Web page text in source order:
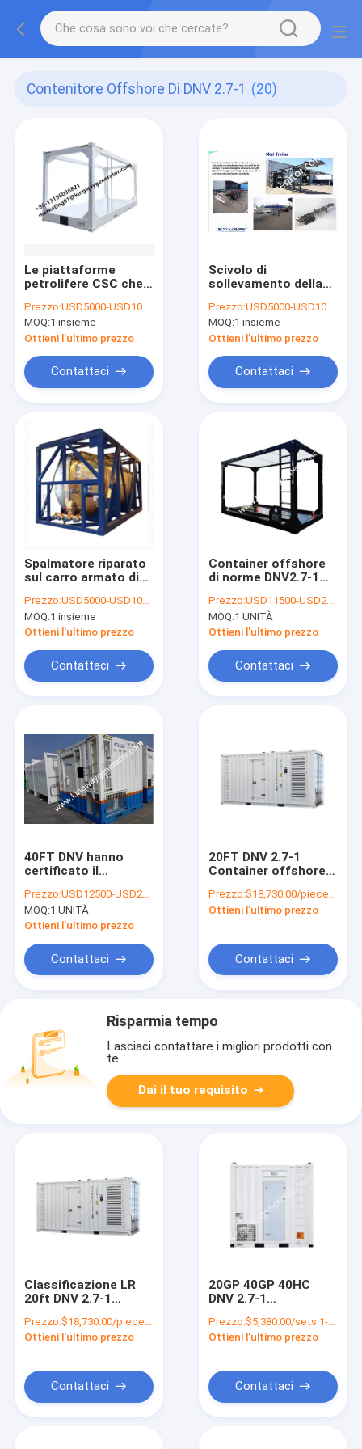
Contenitore Offshore Di DNV 2.7-1 (20)
Le piattaforme
petrolifere CSC che
contenitori offshore
di DNV 2.7-1
incorniciano lo
scivolo di
sollevamento
Prezzo:USD5000-USD10000/set
MOQ:1 insieme
Ottieni l'ultimo prezzo
Contattaci
Scivolo di
sollevamento della
container delle
piattaforme di
petrolio marino CSC
DNV
Prezzo:USD5000-USD10000/set
MOQ:1 insieme
Ottieni l'ultimo prezzo
Contattaci
Spalmatore riparato
sul carro armato di
sollevamento della
pagina del
contenitore offshore
Prezzo:USD5000-USD10000/set
MOQ:1 insieme
Ottieni l'ultimo prezzo
Contattaci
Container offshore
di norme DNV2.7-1
offshore
Prezzo:USD11500-USD23800
MOQ:1 UNITÀ
Ottieni l'ultimo prezzo
Contattaci
40FT DNV hanno
certificato il
trasporto del
registro di LIoyd
certificato
Prezzo:USD12500-USD25600
MOQ:1 UNITÀ
Ottieni l'ultimo prezzo
Contattaci
20FT DNV 2.7-1
Container offshore
di stoccaggio a
secco con
Prezzo:$18,730.00/pieces >=1 pieces
Ottieni l'ultimo prezzo
Contattaci
Risparmia tempo
Lasciaci contattare i migliori prodotti con
te.
Dai il tuo requisito
Classificazione LR
20ft DNV 2.7-1
pescherecci di mare
con norme DNV 2.7-1
Prezzo:$18,730.00/pieces >=1 pieces
Ottieni l'ultimo prezzo
Contattaci
20GP 40GP 40HC
DNV 2.7-1
certificati per
piattaforme di gas e
HVAC
Prezzo:$5,380.00/sets 1-1 sets
Ottieni l'ultimo prezzo
Contattaci